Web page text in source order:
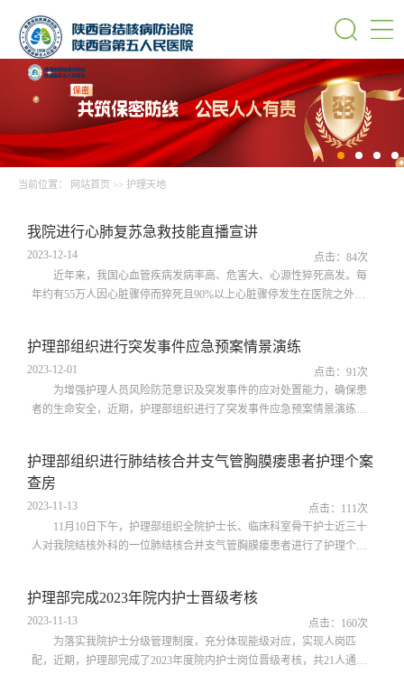
当前位置： 网站首页 >> 护理天地
​​我院进行心肺复苏急救技能直播宣讲
2023-12-14 点击： 84次
近年来，我国心血管疾病发病率高、危害大、心源性猝死高发。每
年约有55万人因心脏骤停而猝死且90%以上心脏骤停发生在医院之外，
苏急救既能直播课堂，进一步普及相关知识。直播中，内五科护士胡新
颖从判断意识、呼救、摆放体位到按压、开放气道、人工呼吸等急救流
程详细讲解具体操作方法并对注意...
护理部组织进行突发事件应急预案情景演练
2023-12-01 点击： 91次
为增强护理人员风险防范意识及突发事件的应对处置能力，确保患
者的生命安全，近期，护理部组织进行了突发事件应急预案情景演练。
突然发生猝死、患者突然发生病情变化（昏迷）时的应急预案模拟演
练。演练前科室做了充分准备，制定了演练方案，细化演练流程，整个
演练过程按预案方案进行，抢救，...
护理部组织进行肺结核合并支气管胸膜瘘患者护理个案
查房
2023-11-13 点击： 111次
11月10日下午，护理部组织全院护士长、临床科室骨干护士近三十
人对我院结核外科的一位肺结核合并支气管胸膜瘘患者进行了护理个案
尿路感染、低氧血症的女性患者。查房开始责任护士雷莺对患者的病例
进行了介绍，包括病人的基本情况、现病史、既往史、阳性检查结果及
病情进展、诊疗方案等内容。接...
护理部完成2023年院内护士晋级考核
2023-11-13 点击： 160次
为落实我院护士分级管理制度，充分体现能级对应，实现人岗匹
配，近期，护理部完成了2023年度院内护士岗位晋级考核，共21人通过